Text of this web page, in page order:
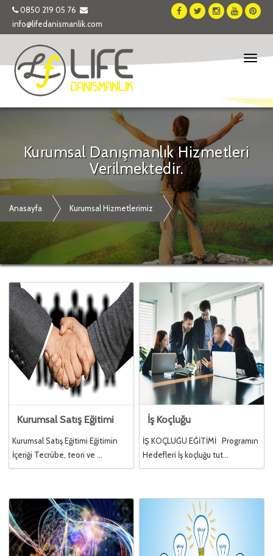
0850 219 05 76
info@lifedanismanlik.com
Kurumsal Danışmanlık Hizmetleri
Verilmektedir.
Anasayfa Kurumsal Hizmetlerimiz
Kurumsal Satış Eğitimi
Kurumsal Satış Eğitimi Eğitimin
İçeriği Tecrübe, teori ve ...
İş Koçluğu
İŞ KOÇLUĞU EĞİTİMİ Programın
Hedefleri İş koçluğu tut...